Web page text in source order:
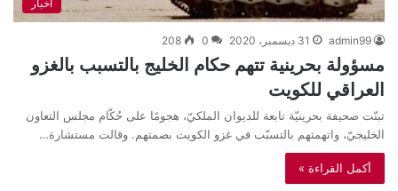
أخبار
admin99 31 ديسمبر، 2020 0
208
مسؤولة بحرينية تتهم حكام الخليج بالتسبب بالغزو
العراقي للكويت
تبنّت صحيفة بحرينيّة تابعة للديوان الملكيّ، هجومًا على حُكّام مجلس التعاون
الخليجيّ، واتهمتهم بالتسبّب في غزو الكويت بصمتهم. وقالت مستشارة…
أكمل القراءة »